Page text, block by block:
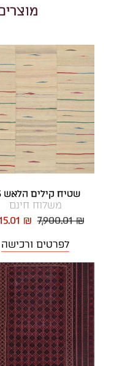
שטיח קילים הלאש 05
משלוח חינם
7,900.01 ₪
₪
לפרטים ורכישה